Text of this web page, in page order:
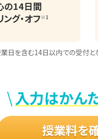
の14日間
ング・オフ※1
日を含む14日以内での受付と
\入力はかん
授業料を